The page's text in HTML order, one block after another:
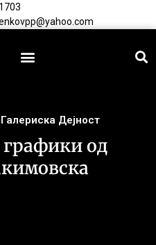
Дејност
од